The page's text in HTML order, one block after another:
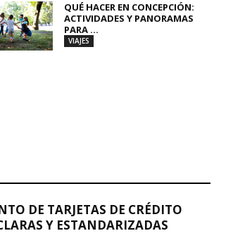
QUÉ HACER EN CONCEPCIÓN:
ACTIVIDADES Y PANORAMAS
PARA ...
VIAJES
DE TARJETAS DE CRÉDITO
Y ESTANDARIZADAS